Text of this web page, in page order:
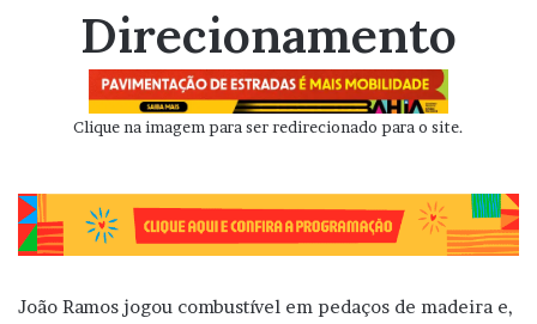
Direcionamento
Clique na imagem para ser redirecionado para o site.
João Ramos jogou combustível em pedaços de madeira e,